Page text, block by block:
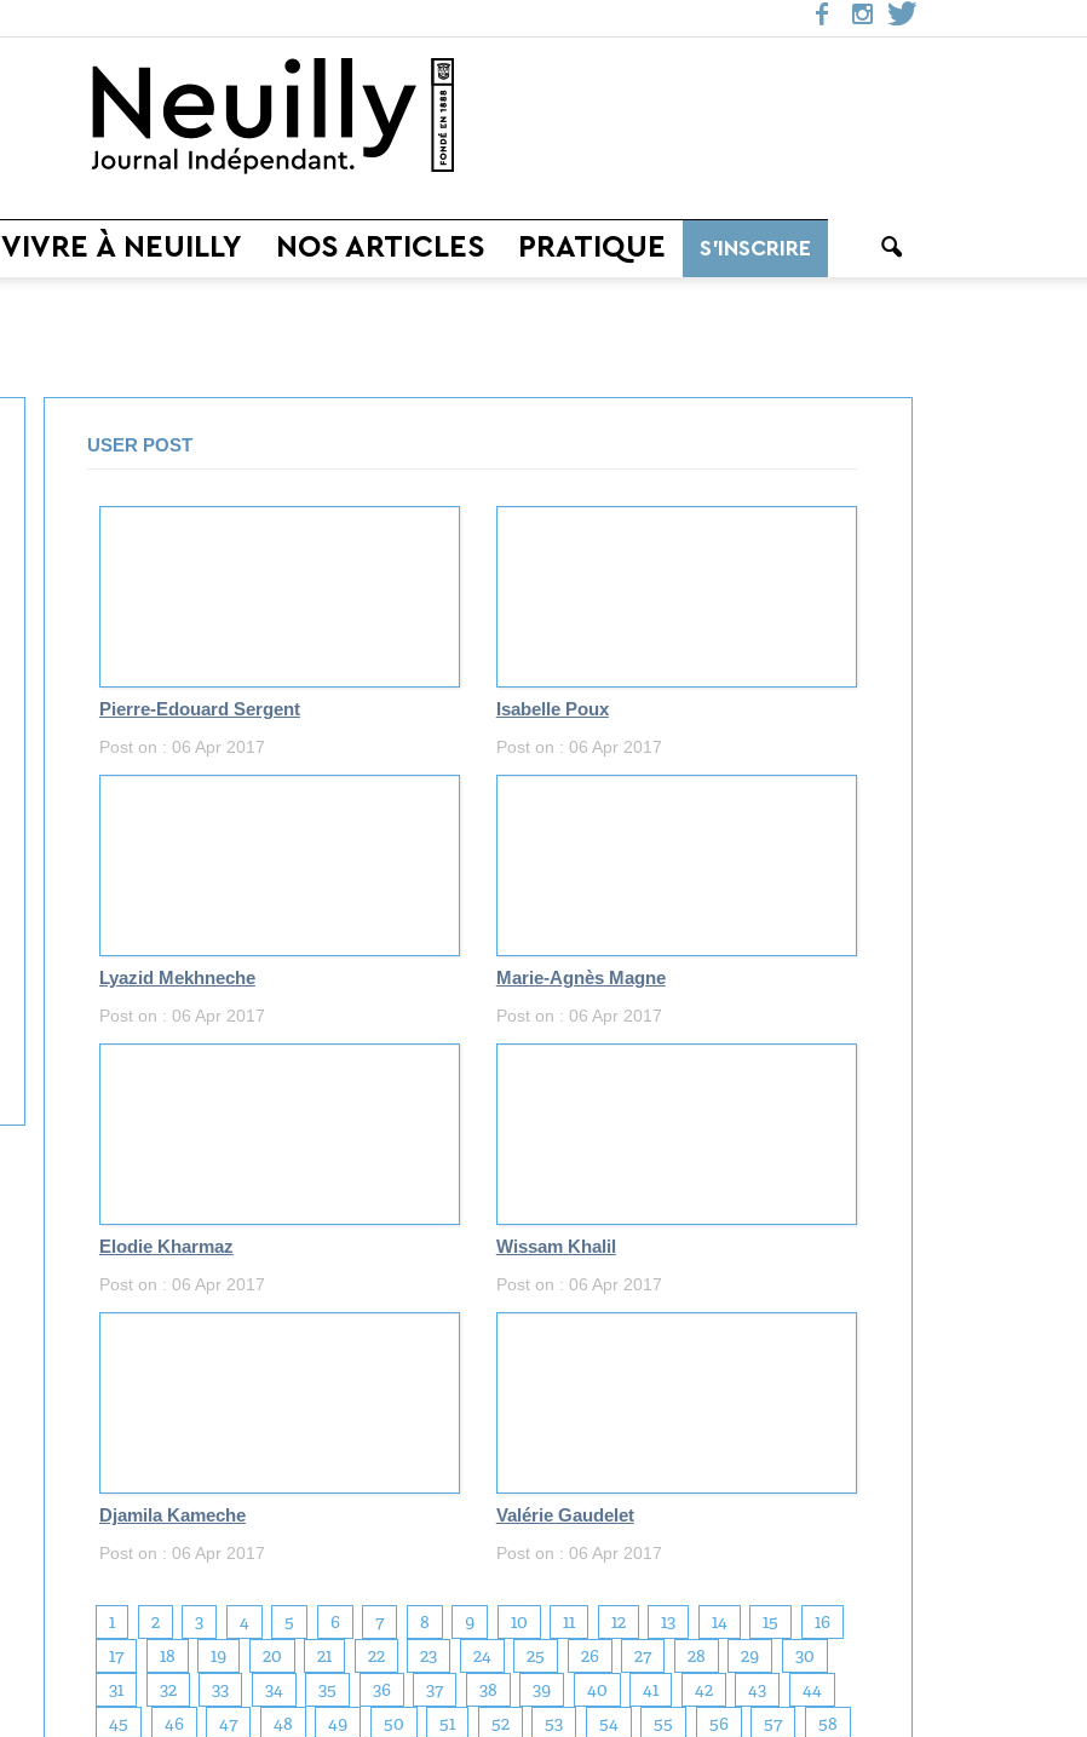
Neuilly
VIVRE À NEUILLY NOS ARTICLES PRATIQUE S’INSCRIRE
USER POST
Pierre-Edouard Sergent
Post on : 06 Apr 2017
Isabelle Poux
Post on : 06 Apr 2017
Lyazid Mekhneche
Post on : 06 Apr 2017
Marie-Agnès Magne
Post on : 06 Apr 2017
Elodie Kharmaz
Post on : 06 Apr 2017
Wissam Khalil
Post on : 06 Apr 2017
Djamila Kameche
Post on : 06 Apr 2017
Valérie Gaudelet
Post on : 06 Apr 2017
1 2 3 4 5 6 7 8 9 10 11 12 13 14 15
16
17
18 19 20 21 22 23 24 25 26 27 28 29
30
31
32 33 34 35 36 37 38 39 40 41 42 43
44
45
46 47 48 49 50 51 52 53 54 55 56 57
58